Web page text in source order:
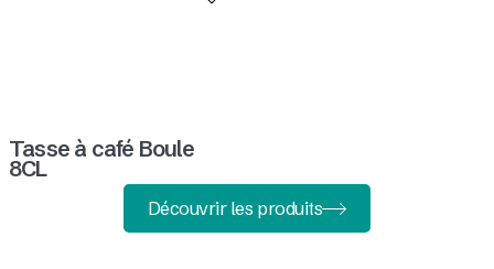
Tasse à café Boule
8CL
Découvrir les produits